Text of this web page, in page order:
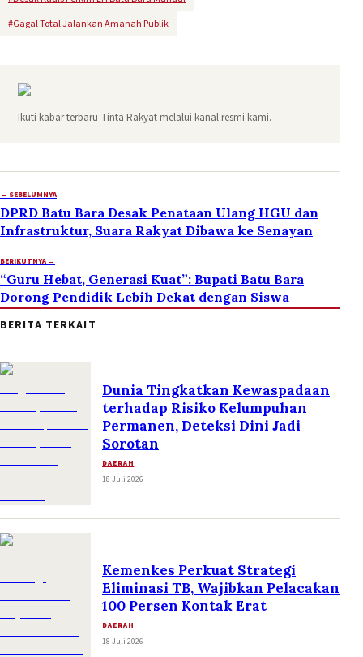
#Gagal Total Jalankan Amanah Publik
Ikuti kabar terbaru Tinta Rakyat melalui kanal resmi kami.
← SEBELUMNYA
DPRD Batu Bara Desak Penataan Ulang HGU dan
Infrastruktur, Suara Rakyat Dibawa ke Senayan
BERIKUTNYA →
“Guru Hebat, Generasi Kuat”: Bupati Batu Bara
Dorong Pendidik Lebih Dekat dengan Siswa
BERITA TERKAIT
Dunia Tingkatkan Kewaspadaan
terhadap Risiko Kelumpuhan
Permanen, Deteksi Dini Jadi
Sorotan
DAERAH
18 Juli 2026
Kemenkes Perkuat Strategi
Eliminasi TB, Wajibkan Pelacakan
100 Persen Kontak Erat
DAERAH
18 Juli 2026